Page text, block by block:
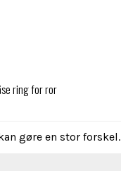
ring for ror
gøre en stor forskel.